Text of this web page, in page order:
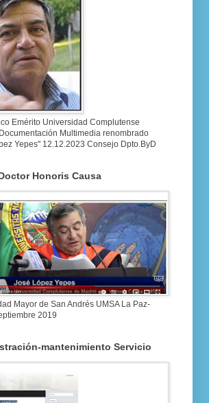
Emérito Universidad Complutense
Multimedia renombrado
Yepes" 12.12.2023 Consejo Dpto.ByD
Honoris Causa
Mayor de San Andrés UMSA La Paz-
2019
mantenimiento Servicio